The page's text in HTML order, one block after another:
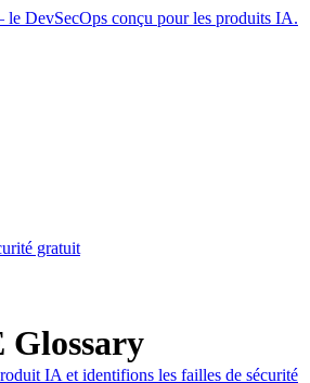
DevSecOps conçu pour les produits IA.
gratuit
IA et identifions les failles de sécurité
Glossary